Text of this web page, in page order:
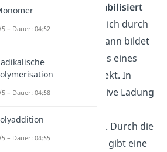
auch als
resonanzstabilisiert
Ein Ion, dass sich durch
stabilisieren kann bildet
in der Natur leicher als eines
den mesomeren Effekt. In
Fall wird die negative Ladung
verteilt. Durch die
Stabilisierung
gibt eine
– Dauer: 04:52
5 – Dauer: 04:58
– Dauer: 04:55